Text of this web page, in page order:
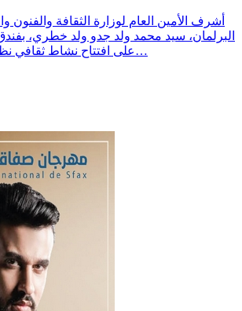
أشرف الأمين العام لوزارة الثقافة والفنون
البرلمان، سيد محمد ولد جدو ولد خطري،
على افتتاح نشاط ثقافي نظمه الاتحاد الموريتاني…